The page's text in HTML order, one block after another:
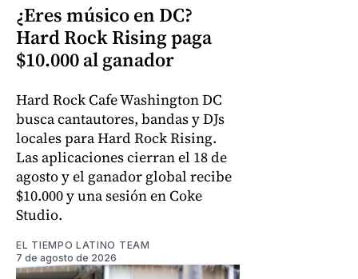
¿Eres músico en DC?
Hard Rock Rising paga
$10.000 al ganador
Hard Rock Cafe Washington DC
busca cantautores, bandas y DJs
locales para Hard Rock Rising.
Las aplicaciones cierran el 18 de
agosto y el ganador global recibe
$10.000 y una sesión en Coke
Studio.
EL TIEMPO LATINO TEAM
7 de agosto de 2026